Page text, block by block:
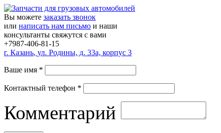
Вы можете заказать звонок
или написать нам письмо и наши
консультанты свяжутся с вами
+7987-406-81-15
г. Казань, ул. Родины, д. 33а, корпус 3
Ваше имя *
Контактный телефон *
Комментарий